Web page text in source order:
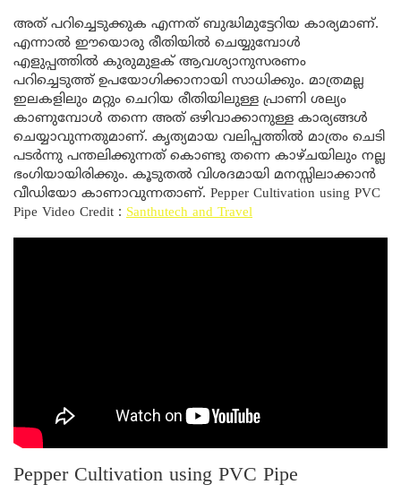
അത് പറിച്ചെടുക്കുക എന്നത് ബുദ്ധിമുട്ടേറിയ കാര്യമാണ്.
എന്നാൽ ഈയൊരു രീതിയിൽ ചെയ്യുമ്പോൾ
എളുപ്പത്തിൽ കുരുമുളക് ആവശ്യാനുസരണം
പറിച്ചെടുത്ത് ഉപയോഗിക്കാനായി സാധിക്കും. മാത്രമല്ല
ഇലകളിലും മറ്റും ചെറിയ രീതിയിലുള്ള പ്രാണി ശല്യം
കാണുമ്പോൾ തന്നെ അത് ഒഴിവാക്കാനുള്ള കാര്യങ്ങൾ
ചെയ്യാവുന്നതുമാണ്. കൃത്യമായ വലിപ്പത്തിൽ മാത്രം ചെടി
പടർന്നു പന്തലിക്കുന്നത് കൊണ്ടു തന്നെ കാഴ്ചയിലും നല്ല
ഭംഗിയായിരിക്കും. കൂടുതൽ വിശദമായി മനസ്സിലാക്കാൻ
വീഡിയോ കാണാവുന്നതാണ്. Pepper Cultivation using PVC
Pipe Video Credit : Santhutech and Travel
Pepper Cultivation using PVC Pipe